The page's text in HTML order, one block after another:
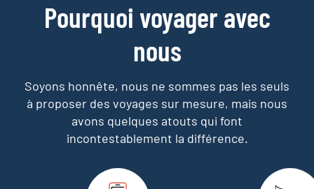
Pourquoi voyager avec
nous
Soyons honnête, nous ne sommes pas les seuls
à proposer des voyages sur mesure, mais nous
avons quelques atouts qui font
incontestablement la différence.